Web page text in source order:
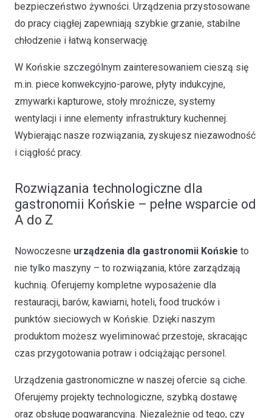
bezpieczeństwo żywności. Urządzenia przystosowane
do pracy ciągłej zapewniają szybkie grzanie, stabilne
chłodzenie i łatwą konserwację.
W Końskie szczególnym zainteresowaniem cieszą się
m.in. piece konwekcyjno-parowe, płyty indukcyjne,
zmywarki kapturowe, stoły mroźnicze, systemy
wentylacji i inne elementy infrastruktury kuchennej.
Wybierając nasze rozwiązania, zyskujesz niezawodność
i ciągłość pracy.
Rozwiązania technologiczne dla
gastronomii Końskie – pełne wsparcie od
A do Z
Nowoczesne urządzenia dla gastronomii Końskie to
nie tylko maszyny – to rozwiązania, które zarządzają
kuchnią. Oferujemy kompletne wyposażenie dla
restauracji, barów, kawiarni, hoteli, food trucków i
punktów sieciowych w Końskie. Dzięki naszym
produktom możesz wyeliminować przestoje, skracając
czas przygotowania potraw i odciążając personel.
Urządzenia gastronomiczne w naszej ofercie są ciche.
Oferujemy projekty technologiczne, szybką dostawę
oraz obsługę pogwarancyjną. Niezależnie od tego, czy